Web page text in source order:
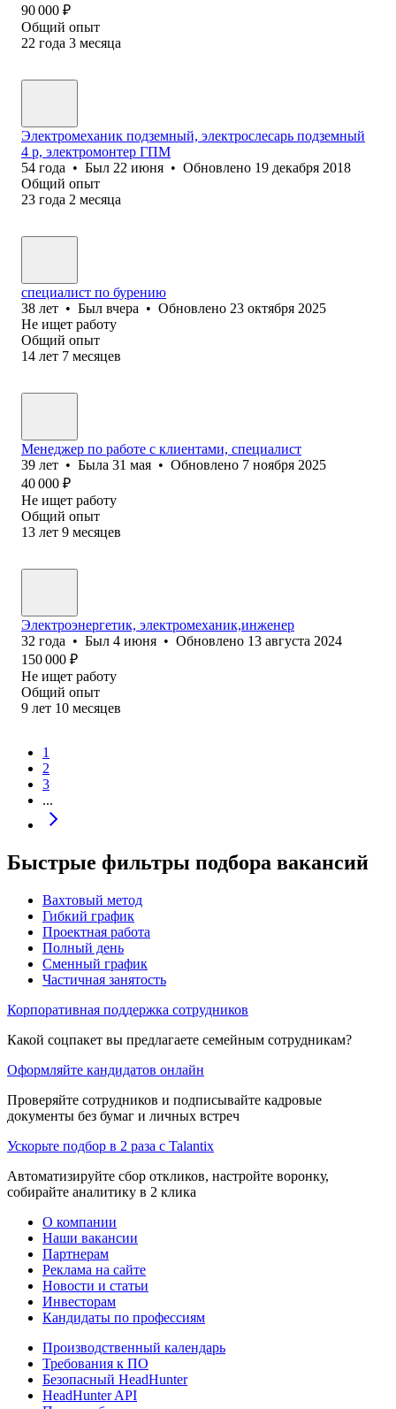
90 000 ₽
Общий опыт
22 года 3 месяца
Электромеханик подземный, электрослесарь подземный
4 р, электромонтер ГПМ
54 года • Был 22 июня • Обновлено 19 декабря 2018
Общий опыт
23 года 2 месяца
специалист по бурению
38 лет • Был вчера • Обновлено 23 октября 2025
Не ищет работу
Общий опыт
14 лет 7 месяцев
Менеджер по работе с клиентами, специалист
39 лет • Была 31 мая • Обновлено 7 ноября 2025
40 000 ₽
Не ищет работу
Общий опыт
13 лет 9 месяцев
Электроэнергетик, электромеханик,инженер
32 года • Был 4 июня • Обновлено 13 августа 2024
150 000 ₽
Не ищет работу
Общий опыт
9 лет 10 месяцев
1
2
3
...
Быстрые фильтры подбора вакансий
Вахтовый метод
Гибкий график
Проектная работа
Полный день
Сменный график
Частичная занятость
Корпоративная поддержка сотрудников
Какой соцпакет вы предлагаете семейным сотрудникам?
Оформляйте кандидатов онлайн
Проверяйте сотрудников и подписывайте кадровые
документы без бумаг и личных встреч
Ускорьте подбор в 2 раза с Talantix
Автоматизируйте сбор откликов, настройте воронку,
собирайте аналитику в 2 клика
О компании
Наши вакансии
Партнерам
Реклама на сайте
Новости и статьи
Инвесторам
Кандидаты по профессиям
Производственный календарь
Требования к ПО
Безопасный HeadHunter
HeadHunter API